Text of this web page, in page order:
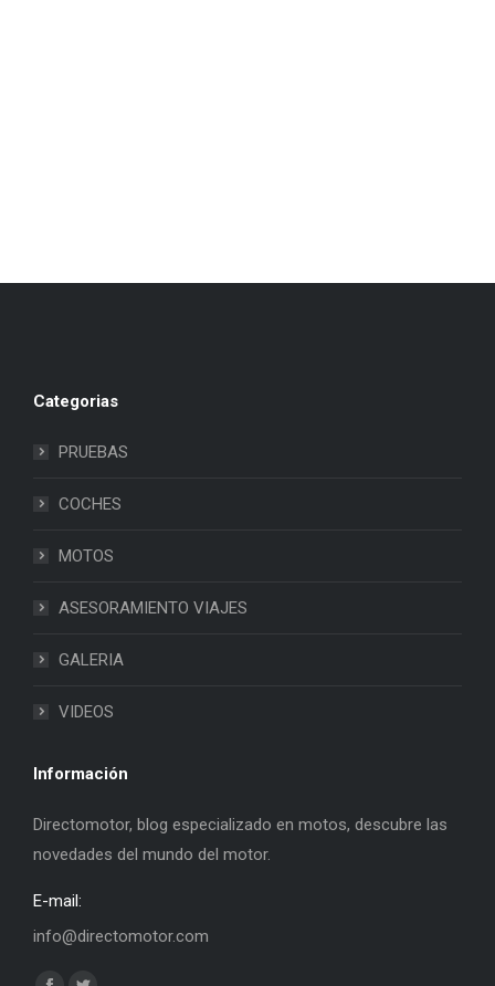
Categorias
PRUEBAS
COCHES
MOTOS
ASESORAMIENTO VIAJES
GALERIA
VIDEOS
Información
Directomotor, blog especializado en motos, descubre las
novedades del mundo del motor.
E-mail:
info@directomotor.com